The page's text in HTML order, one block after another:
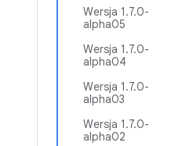
Wersja 1.7.0-
alpha05
Wersja 1.7.0-
alpha04
Wersja 1.7.0-
alpha03
Wersja 1.7.0-
alpha02